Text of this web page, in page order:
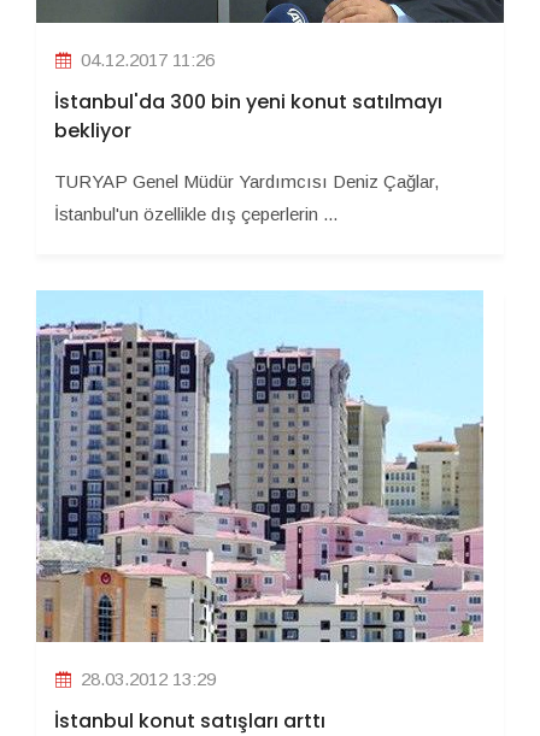
04.12.2017 11:26
İstanbul'da 300 bin yeni konut satılmayı
bekliyor
TURYAP Genel Müdür Yardımcısı Deniz Çağlar,
İstanbul'un özellikle dış çeperlerin ...
28.03.2012 13:29
İstanbul konut satışları arttı